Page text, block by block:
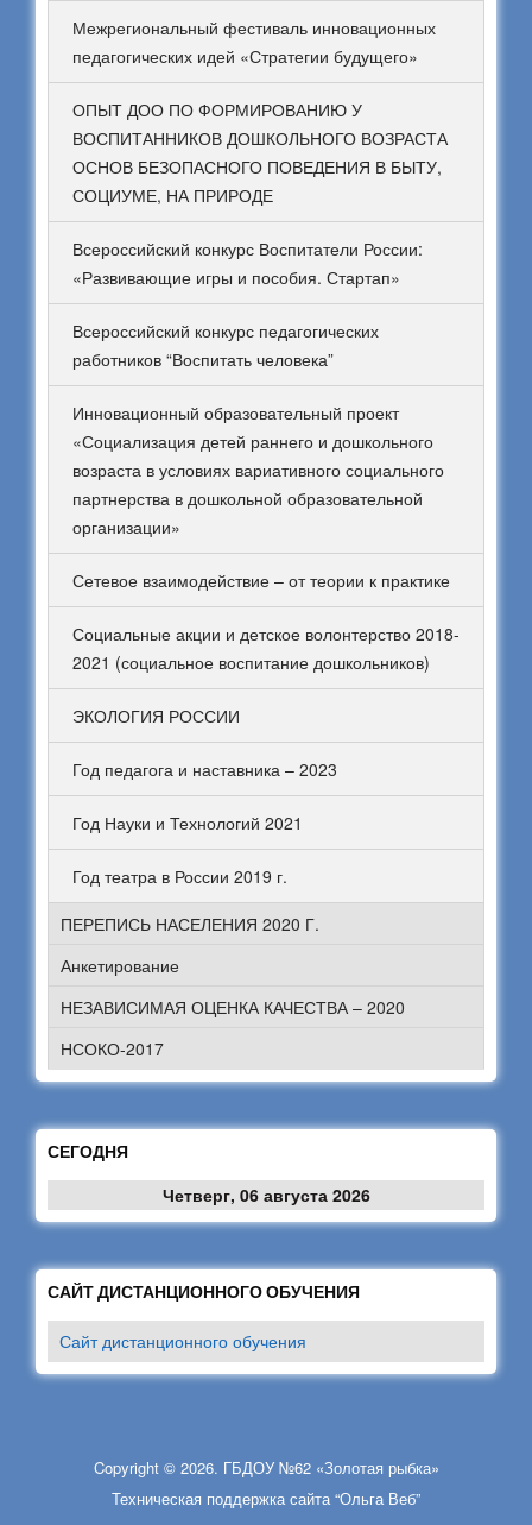
Межрегиональный фестиваль инновационных
педагогических идей «Стратегии будущего»
ОПЫТ ДОО ПО ФОРМИРОВАНИЮ У
ВОСПИТАННИКОВ ДОШКОЛЬНОГО ВОЗРАСТА
ОСНОВ БЕЗОПАСНОГО ПОВЕДЕНИЯ В БЫТУ,
СОЦИУМЕ, НА ПРИРОДЕ
Всероссийский конкурс Воспитатели России:
«Развивающие игры и пособия. Стартап»
Всероссийский конкурс педагогических
работников “Воспитать человека”
Инновационный образовательный проект
«Социализация детей раннего и дошкольного
возраста в условиях вариативного социального
партнерства в дошкольной образовательной
организации»
Сетевое взаимодействие – от теории к практике
Социальные акции и детское волонтерство 2018-
2021 (социальное воспитание дошкольников)
ЭКОЛОГИЯ РОССИИ
Год педагога и наставника – 2023
Год Науки и Технологий 2021
Год театра в России 2019 г.
ПЕРЕПИСЬ НАСЕЛЕНИЯ 2020 Г.
Анкетирование
НЕЗАВИСИМАЯ ОЦЕНКА КАЧЕСТВА – 2020
НСОКО-2017
СЕГОДНЯ
Четверг, 06 августа 2026
САЙТ ДИСТАНЦИОННОГО ОБУЧЕНИЯ
Сайт дистанционного обучения
Copyright © 2026. ГБДОУ №62 «Золотая рыбка»
Техническая поддержка сайта “Ольга Веб”